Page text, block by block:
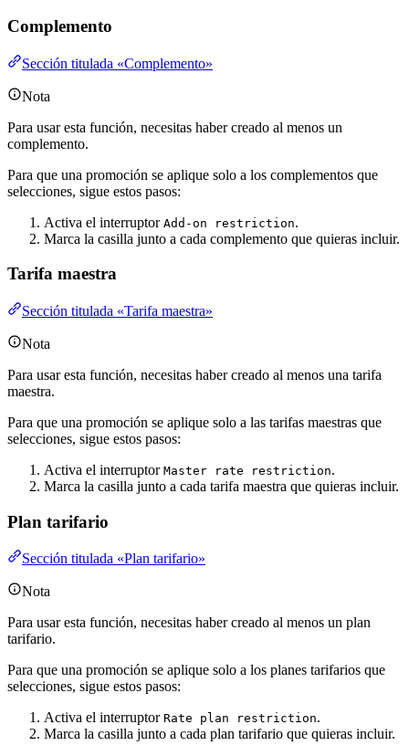
Complemento
Sección titulada «Complemento»
Nota
Para usar esta función, necesitas haber creado al menos un
complemento.
Para que una promoción se aplique solo a los complementos que
selecciones, sigue estos pasos:
Activa el interruptor Add-on restriction.
Marca la casilla junto a cada complemento que quieras incluir.
Tarifa maestra
Sección titulada «Tarifa maestra»
Nota
Para usar esta función, necesitas haber creado al menos una tarifa
maestra.
Para que una promoción se aplique solo a las tarifas maestras que
selecciones, sigue estos pasos:
Activa el interruptor Master rate restriction.
Marca la casilla junto a cada tarifa maestra que quieras incluir.
Plan tarifario
Sección titulada «Plan tarifario»
Nota
Para usar esta función, necesitas haber creado al menos un plan
tarifario.
Para que una promoción se aplique solo a los planes tarifarios que
selecciones, sigue estos pasos:
Activa el interruptor Rate plan restriction.
Marca la casilla junto a cada plan tarifario que quieras incluir.